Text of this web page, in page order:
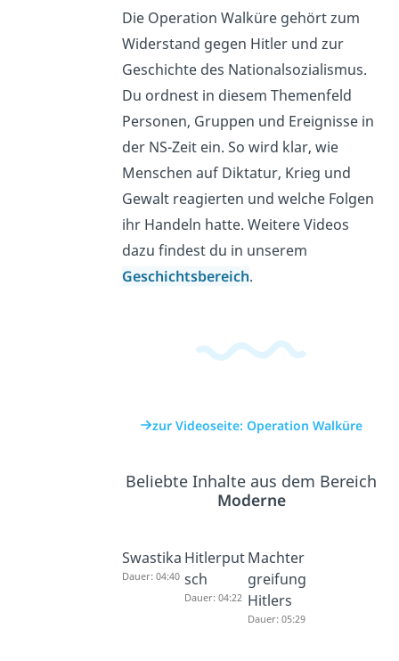
Die Operation Walküre gehört zum
Widerstand gegen Hitler und zur
Geschichte des Nationalsozialismus.
Du ordnest in diesem Themenfeld
Personen, Gruppen und Ereignisse in
der NS-Zeit ein. So wird klar, wie
Menschen auf Diktatur, Krieg und
Gewalt reagierten und welche Folgen
ihr Handeln hatte. Weitere Videos
dazu findest du in unserem
Geschichtsbereich.
zur Videoseite: Operation Walküre
Beliebte Inhalte aus dem Bereich
Moderne
Swastika
Dauer: 04:40
Hitlerput
sch
Dauer: 04:22
Machter
greifung
Hitlers
Dauer: 05:29